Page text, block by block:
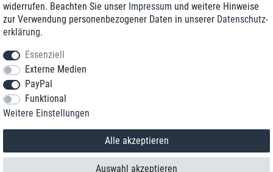
+49 8989 96160*
*Sie erreichen uns zum Ortstarif von Montag bis Freitag von 9 Uhr - 18 Uhr.
© 2018 TOP TEN Computervertrieb GmbH
widerrufen. Beachten Sie unser Impressum und weitere Hinweise
zur Verwendung personenbezogener Daten in unserer Daten­schutz­
erklärung.
Essenziell
Externe Medien
PayPal
Funktional
Weitere Einstellungen
Alle akzeptieren
Auswahl akzeptieren